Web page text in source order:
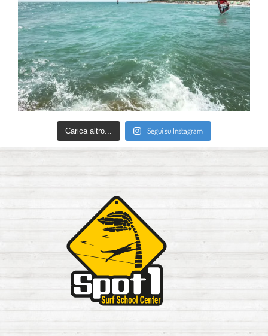
Carica altro... Segui su Instagram